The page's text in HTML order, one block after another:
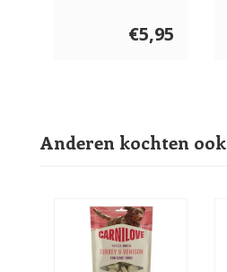
€5,95
Anderen kochten ook